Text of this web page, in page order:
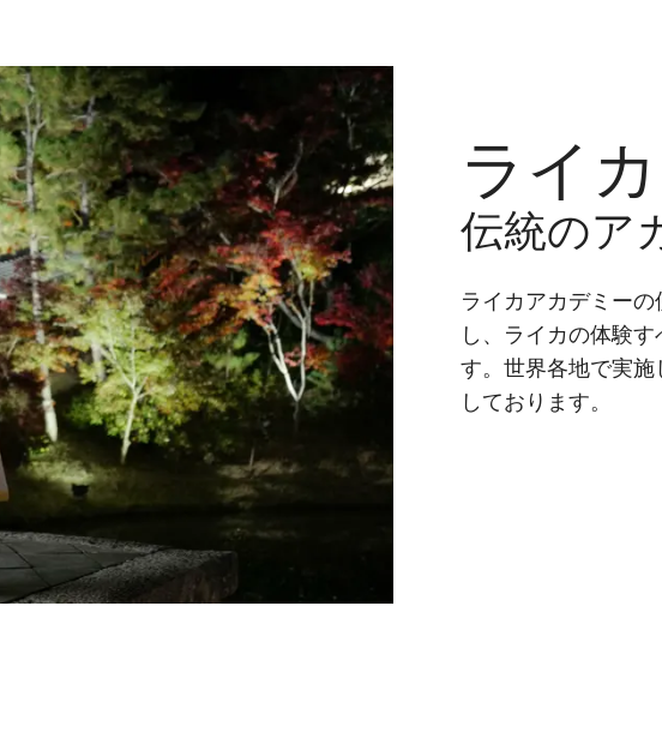
ライ
伝統のア
ライカアカデミー
し、ライカの体験
す。世界各地で実
しております。